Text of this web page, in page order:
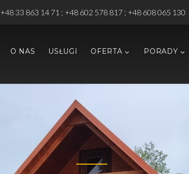
+48 33 863 14 71 +48 602 578 817 +48 608 065 130
O NAS USŁUGI OFERTA PORADY